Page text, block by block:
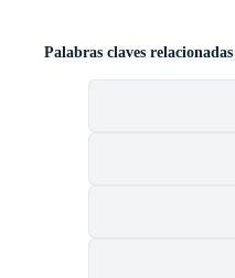
Palabras claves relacionadas